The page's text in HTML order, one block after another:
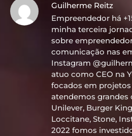
Guilherme Reitz
Empreendedor há
minha terceira
sobre
comunicação nas
Instagram
atuo como CEO na
focados em
atendemos grandes
Unilever, Burger
Loccitane, Stone,
2022 fomos